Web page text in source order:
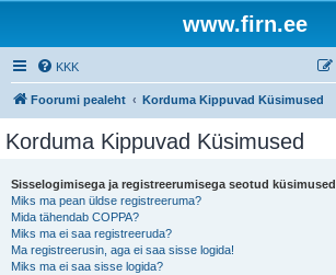
www.firn.ee
KKK
Foorumi pealeht Korduma Kippuvad Küsimused
Korduma Kippuvad Küsimused
Sisselogimisega ja registreerumisega seotud küsimused
Miks ma pean üldse registreeruma?
Mida tähendab COPPA?
Miks ma ei saa registreeruda?
Ma registreerusin, aga ei saa sisse logida!
Miks ma ei saa sisse logida?